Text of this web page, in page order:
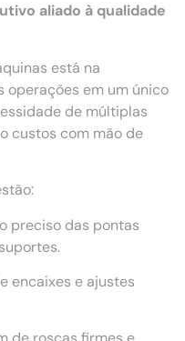
aliado à qualidade
está na
operações em um único
de múltiplas
custos com mão de
preciso das pontas
encaixes e ajustes